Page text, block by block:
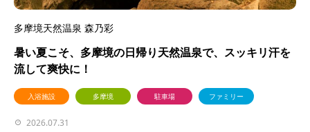
多摩境天然温泉 森乃彩
暑い夏こそ、多摩境の日帰り天然温泉で、スッキリ汗を
流して爽快に！
入浴施設 多摩境 駐車場 ファミリー
2026.07.31